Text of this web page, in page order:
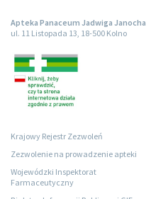
Apteka Panaceum Jadwiga Janocha
ul. 11 Listopada 13, 18-500 Kolno
Krajowy Rejestr Zezwoleń
Zezwolenie na prowadzenie apteki
Wojewódzki Inspektorat
Farmaceutyczny